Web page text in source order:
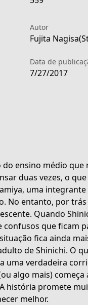
Autor
Fujita
Data de
7/27/2017
ensino médio que
duas vezes, o
uma
No entanto, por
Quando
que ficam
fica ainda
de Shinichi. O
uma verdadeira
algo mais) começa
história promete
melhor.